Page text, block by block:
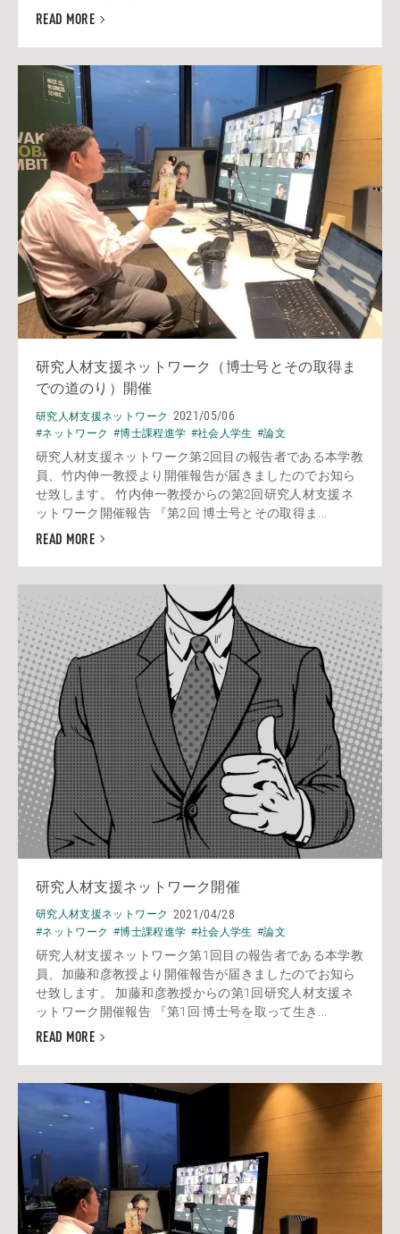
READ MORE
研究人材支援ネットワーク（博士号とその取得ま
での道のり）開催
研究人材支援ネットワーク 2021/05/06
#ネットワーク #博士課程進学 #社会人学生 #論文
研究人材支援ネットワーク第2回目の報告者である本学教
員、竹内伸一教授より開催報告が届きましたのでお知ら
せ致します。 竹内伸一教授からの第2回研究人材支援ネ
ットワーク開催報告 『第2回 博士号とその取得ま...
READ MORE
研究人材支援ネットワーク開催
研究人材支援ネットワーク 2021/04/28
#ネットワーク #博士課程進学 #社会人学生 #論文
研究人材支援ネットワーク第1回目の報告者である本学教
員、加藤和彦教授より開催報告が届きましたのでお知ら
せ致します。 加藤和彦教授からの第1回研究人材支援ネ
ットワーク開催報告 『第1回 博士号を取って生き...
READ MORE